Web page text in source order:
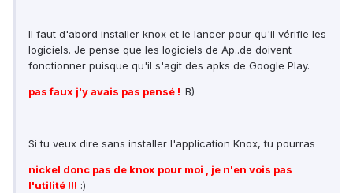
Il faut d'abord installer knox et le lancer pour qu'il vérifie les
logiciels. Je pense que les logiciels de Ap..de doivent
fonctionner puisque qu'il s'agit des apks de Google Play.
pas faux j'y avais pas pensé ! B)
Si tu veux dire sans installer l'application Knox, tu pourras
nickel donc pas de knox pour moi , je n'en vois pas
l'utilité !!! :)